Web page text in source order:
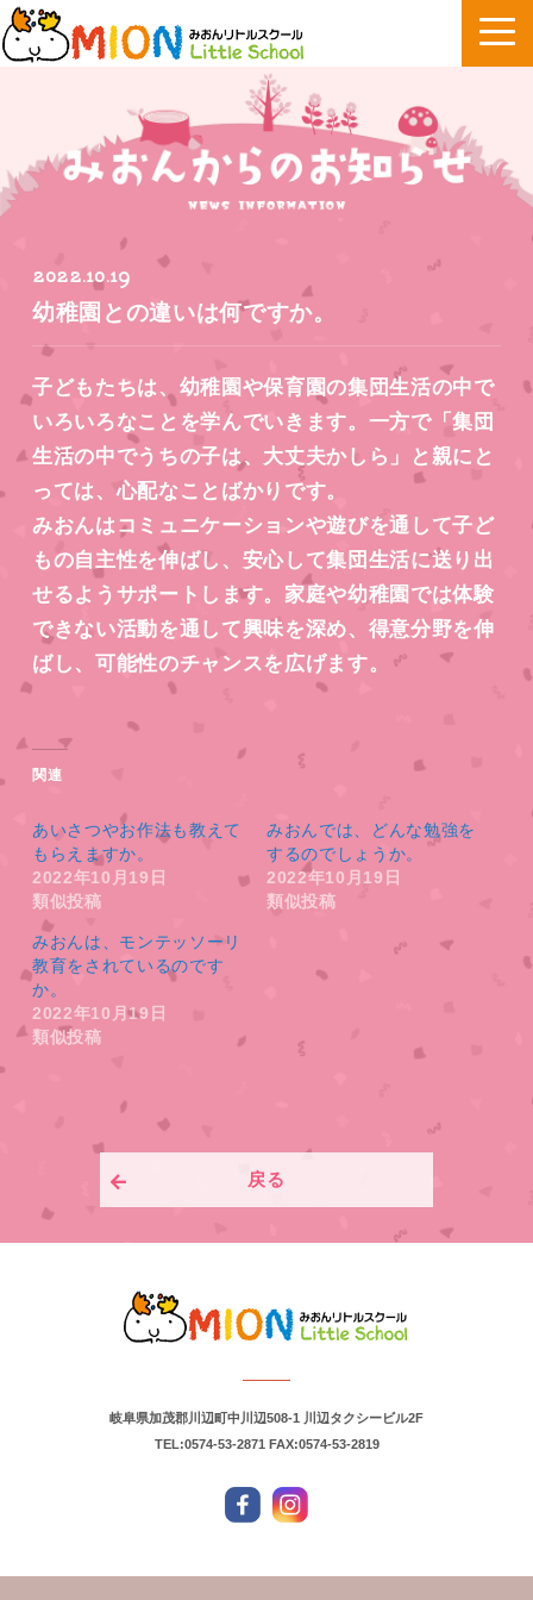
2022.10.19
幼稚園との違いは何ですか。
子どもたちは、幼稚園や保育園の集団生活の中で
いろいろなことを学んでいきます。一方で「集団
生活の中でうちの子は、大丈夫かしら」と親にと
っては、心配なことばかりです。
みおんはコミュニケーションや遊びを通して子ど
もの自主性を伸ばし、安心して集団生活に送り出
せるようサポートします。家庭や幼稚園では体験
できない活動を通して興味を深め、得意分野を伸
ばし、可能性のチャンスを広げます。
関連
あいさつやお作法も教えて
もらえますか。
2022年10月19日
類似投稿
みおんでは、どんな勉強を
するのでしょうか。
2022年10月19日
類似投稿
みおんは、モンテッソーリ
教育をされているのです
か。
2022年10月19日
類似投稿
戻る
岐阜県加茂郡川辺町中川辺508-1 川辺タクシービル2F
TEL:0574-53-2871
FAX:0574-53-2819